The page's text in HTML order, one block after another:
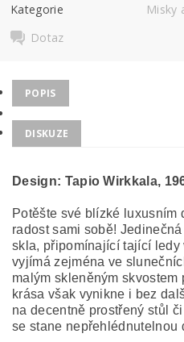
Kategorie
Misky
Dotaz
POPIS
DISKUZE
Design: Tapio Wirkkala,
Potěšte své blízké luxusním
radost sami sobě!
skla, připomínající tající ledy
vyjímá zejména ve
malým skleněným
krása však vynikne i bez
na decentně prostřený stůl
se stane nepřehlédnutelnou